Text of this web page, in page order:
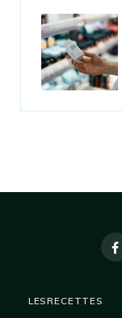
LESRECETTES